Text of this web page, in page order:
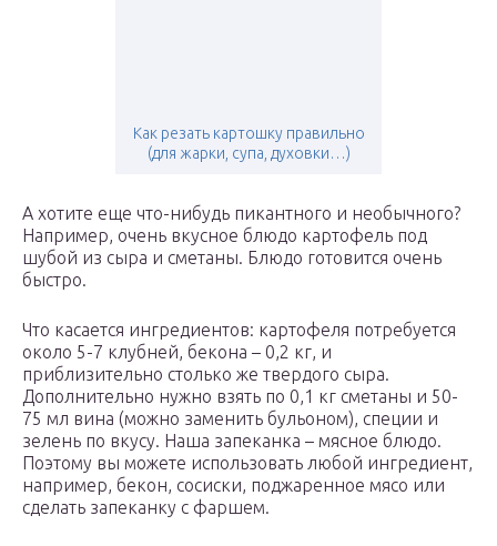
Как резать картошку правильно
(для жарки, супа, духовки…)
А хотите еще что-нибудь пикантного и необычного?
Например, очень вкусное блюдо картофель под
шубой из сыра и сметаны. Блюдо готовится очень
быстро.
Что касается ингредиентов: картофеля потребуется
около 5-7 клубней, бекона – 0,2 кг, и
приблизительно столько же твердого сыра.
Дополнительно нужно взять по 0,1 кг сметаны и 50-
75 мл вина (можно заменить бульоном), специи и
зелень по вкусу. Наша запеканка – мясное блюдо.
Поэтому вы можете использовать любой ингредиент,
например, бекон, сосиски, поджаренное мясо или
сделать запеканку с фаршем.